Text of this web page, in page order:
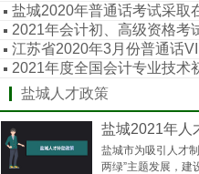
盐城2020年普通话考试采取
2021年会计初、高级资格考
江苏省2020年3月份普通话
盐城人才政策
盐城2021年人
盐城市为吸引人才
两绿”主题发展，建